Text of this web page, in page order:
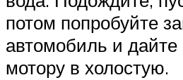
потом попробуйте
автомобиль и дайте
мотору в холостую.